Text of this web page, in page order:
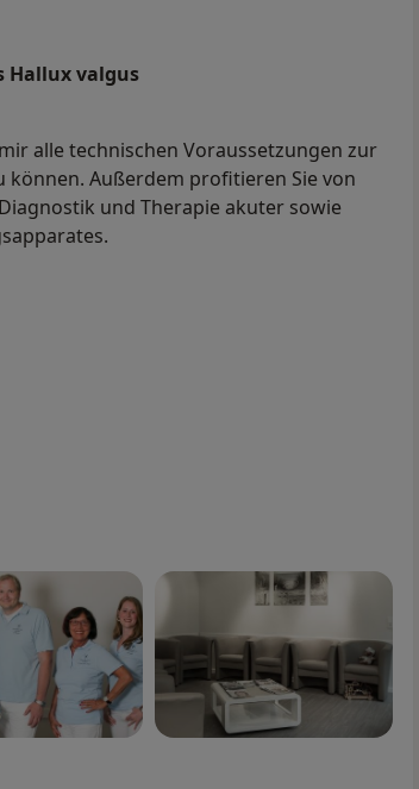
Hallux valgus
alle technischen Voraussetzungen zur
Außerdem profitieren Sie von
und Therapie akuter sowie